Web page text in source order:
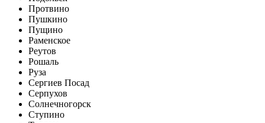
Протвино
Пушкино
Пущино
Раменское
Реутов
Рошаль
Руза
Сергиев Посад
Серпухов
Солнечногорск
Ступино